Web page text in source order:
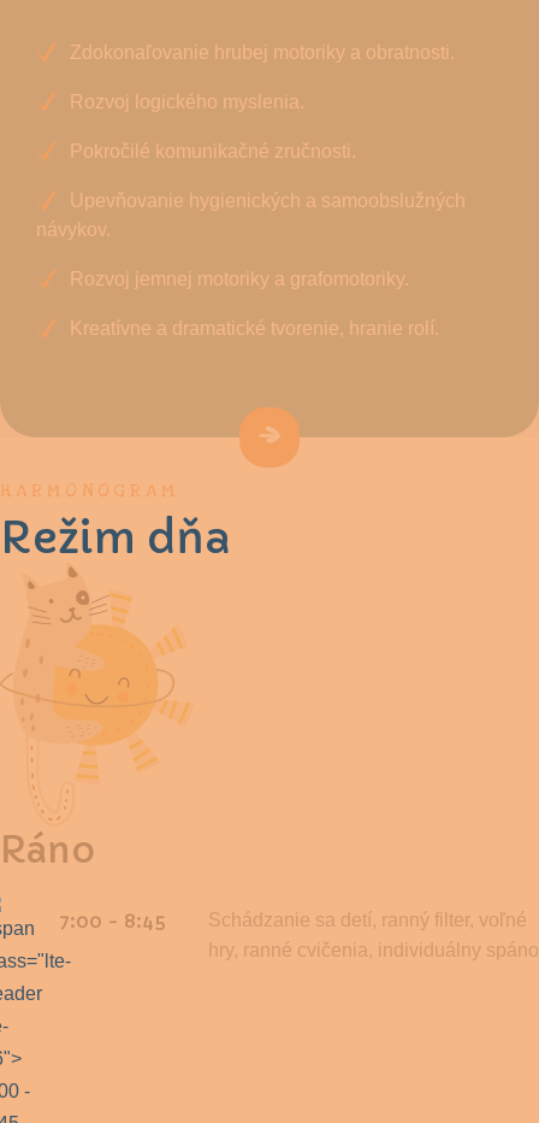
Zdokonaľovanie hrubej motoriky a obratnosti.
Rozvoj logického myslenia.
Pokročilé komunikačné zručnosti.
Upevňovanie hygienických a samoobslužných
návykov.
Rozvoj jemnej motoriky a grafomotoriky.
Kreatívne a dramatické tvorenie, hranie rolí.
HARMONOGRAM
Režim dňa
Ráno
7:00 - 8:45
Schádzanie sa detí, ranný filter, voľné
hry, ranné cvičenia, individuálny